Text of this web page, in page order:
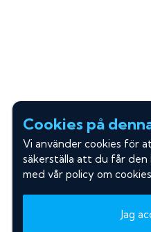
Cookies på
Vi använder cookies för
säkerställa att du får den
med vår policy om
Jag